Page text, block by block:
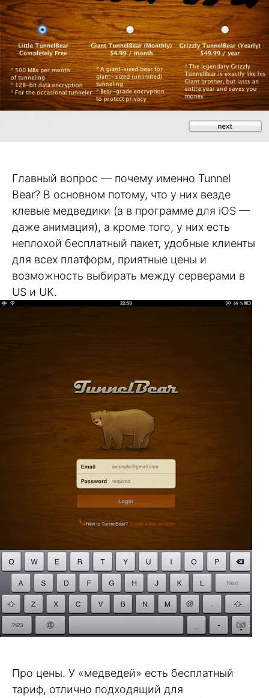
Главный вопрос — почему именно Tunnel
Bear? В основном потому, что у них везде
клевые медведики (а в программе для iOS —
даже анимация), а кроме того, у них есть
неплохой бесплатный пакет, удобные клиенты
для всех платформ, приятные цены и
возможность выбирать между серверами в
US и UK.
Про цены. У «медведей» есть бесплатный
тариф, отлично подходящий для